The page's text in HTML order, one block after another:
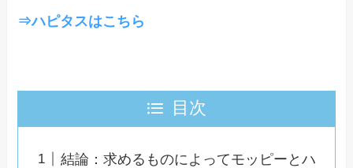
⇒ハピタスはこちら
目次
結論：求めるものによってモッピーとハ